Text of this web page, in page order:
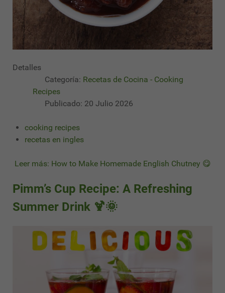
Detalles
Categoría: Recetas de Cocina - Cooking
Recipes
Publicado: 20 Julio 2026
cooking recipes
recetas en ingles
Leer más: How to Make Homemade English Chutney 😋
Pimm’s Cup Recipe: A Refreshing
Summer Drink 🍹🌞